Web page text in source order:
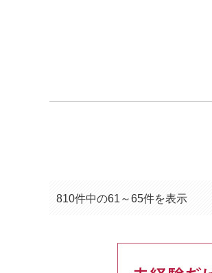
810件中の61～65件を表示